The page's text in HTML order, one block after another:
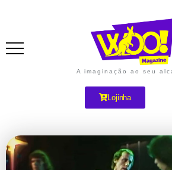
A imaginação ao seu
Lojinha